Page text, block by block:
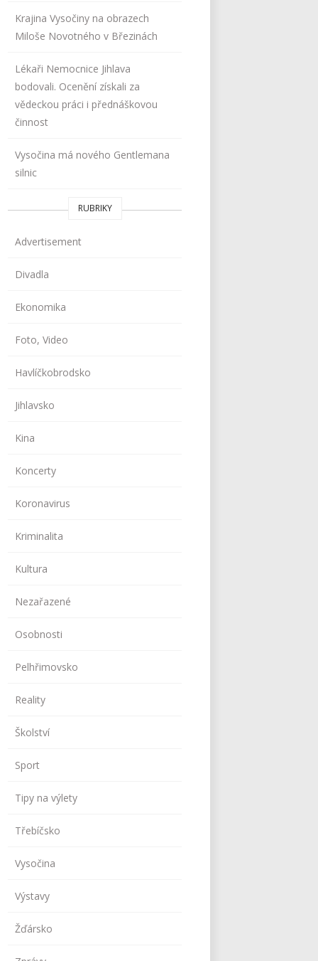
Krajina Vysočiny na obrazech
Miloše Novotného v Březinách
Lékaři Nemocnice Jihlava
bodovali. Ocenění získali za
vědeckou práci i přednáškovou
činnost
Vysočina má nového Gentlemana
silnic
RUBRIKY
Advertisement
Divadla
Ekonomika
Foto, Video
Havlíčkobrodsko
Jihlavsko
Kina
Koncerty
Koronavirus
Kriminalita
Kultura
Nezařazené
Osobnosti
Pelhřimovsko
Reality
Školství
Sport
Tipy na výlety
Třebíčsko
Vysočina
Výstavy
Žďársko